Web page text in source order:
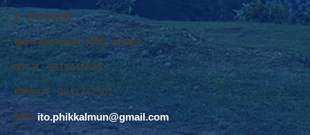
ई. नरेश बराइली
सुचना तथा सञ्‍चार प्रविधि अधिकृत
फोन नं. 9813445685
मोवाईल नं. 9843747501
ईमेलः ito.phikkalmun@gmail.com